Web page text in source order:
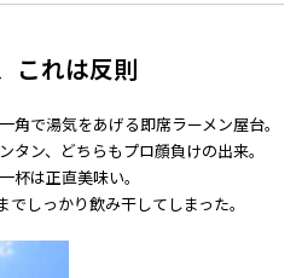
これは反則
で湯気をあげる即席ラーメン屋台。
タン、どちらもプロ顔負けの出来。
杯は正直美味い。
しっかり飲み干してしまった。